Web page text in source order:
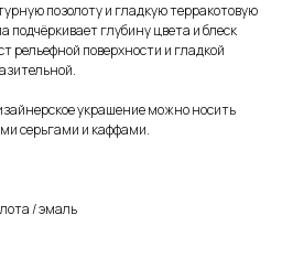
позолоту и гладкую терракотовую
глубину цвета и блеск
рельефной поверхности и гладкой
украшение можно носить
серьгами и каффами.
/ эмаль